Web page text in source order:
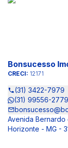
Bonsucesso
CRECI: 12171
(31) 3422-7979
(31) 99556-2779
Avenida Bernardo
Horizonte - MG -